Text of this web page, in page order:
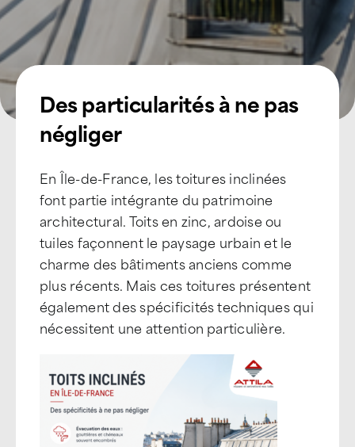
Des particularités à ne pas
négliger
En Île-de-France, les toitures inclinées
font partie intégrante du patrimoine
architectural. Toits en zinc, ardoise ou
tuiles façonnent le paysage urbain et le
charme des bâtiments anciens comme
plus récents. Mais ces toitures présentent
également des spécificités techniques qui
nécessitent une attention particulière.